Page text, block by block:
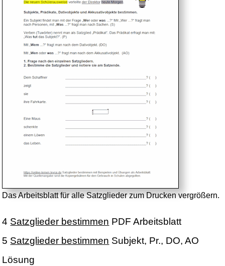
Das Arbeitsblatt für alle Satzglieder zum Drucken vergrößern.
4 Satzglieder bestimmen PDF Arbeitsblatt
5 Satzglieder bestimmen Subjekt, Pr., DO, AO
Lösung